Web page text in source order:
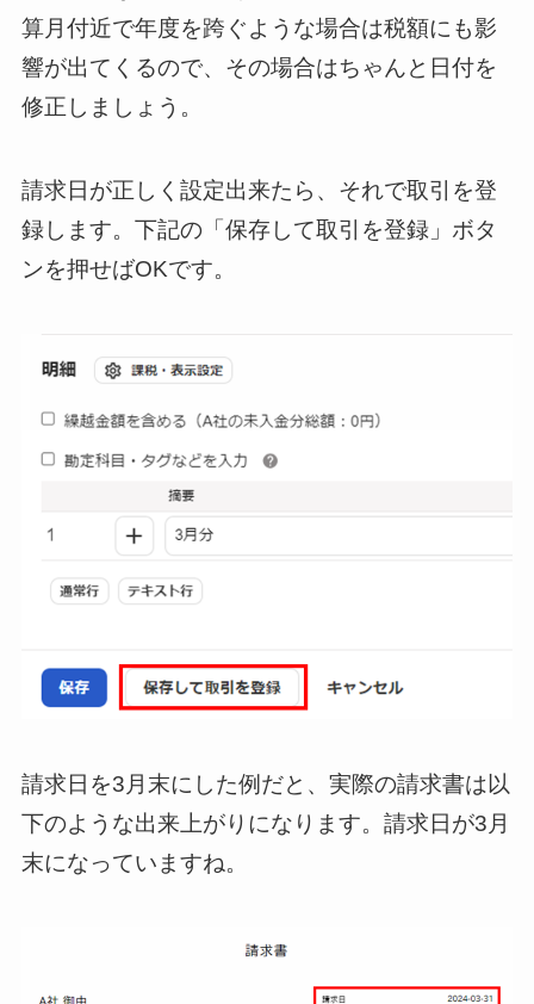
算月付近で年度を跨ぐような場合は税額にも影
響が出てくるので、その場合はちゃんと日付を
修正しましょう。
請求日が正しく設定出来たら、それで取引を登
録します。下記の「保存して取引を登録」ボタ
ンを押せばOKです。
請求日を3月末にした例だと、実際の請求書は以
下のような出来上がりになります。請求日が3月
末になっていますね。